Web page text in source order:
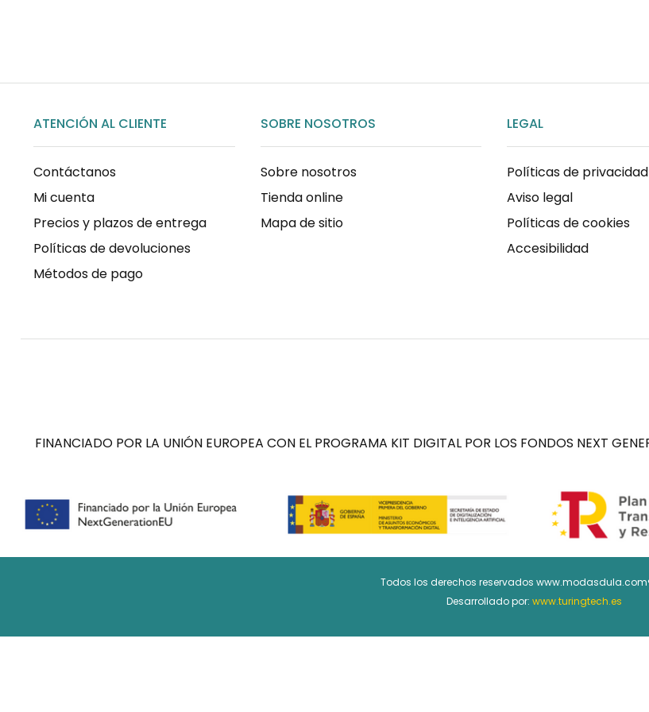
ATENCIÓN AL CLIENTE
Contáctanos
Mi cuenta
Precios y plazos de entrega
Políticas de devoluciones
Métodos de pago
SOBRE NOSOTROS
Sobre nosotros
Tienda online
Mapa de sitio
LEGAL
Políticas de privacidad
Aviso legal
Políticas de cookies
Accesibilidad
FINANCIADO POR LA UNIÓN EUROPEA CON EL PROGRAMA KIT DIGITAL POR LOS FONDOS NEXT
Todos los derechos reservados
Desarrollado por: www.turingtech.es